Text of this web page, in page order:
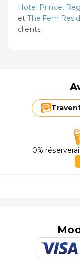
Hotel Prince,
etThe Fern
clients.
0%